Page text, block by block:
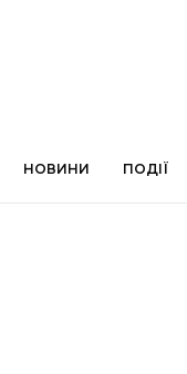
НОВИНИ ПОДІЇ